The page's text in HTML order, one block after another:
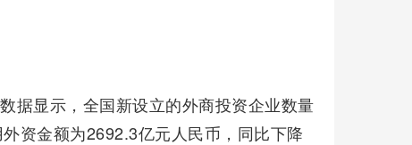
据显示，全国新设立的外商投资企业数量
资金额为2692.3亿元人民币，同比下降